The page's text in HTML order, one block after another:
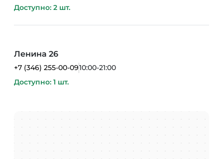
Доступно: 2 шт.
Ленина 26
+7 (346) 255-00-0910:00-21:00
Доступно: 1 шт.